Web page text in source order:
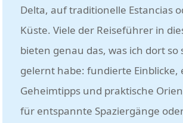
Delta, auf traditionelle Estancias
Küste. Viele der Reiseführer in
bieten genau das, was ich dort so
gelernt habe: fundierte Einblicke,
Geheimtipps und praktische
für entspannte Spaziergänge